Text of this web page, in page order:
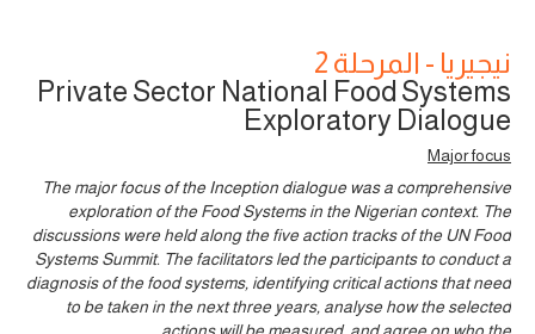
نيجيريا - المرحلة 2
Private Sector National Food Systems
Exploratory Dialogue
Major focus
The major focus of the Inception dialogue was a comprehensive
exploration of the Food Systems in the Nigerian context. The
discussions were held along the five action tracks of the UN Food
Systems Summit. The facilitators led the participants to conduct a
diagnosis of the food systems, identifying critical actions that need
to be taken in the next three years, analyse how the selected
actions will be measured, and agree on who the